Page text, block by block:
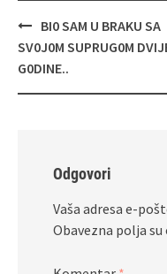
Navigacija
objava
BI0 SAM U BRAKU SA
SV0J0M SUPRUG0M
G0DINE..
Odgovori
Vaša adresa e-
Obavezna polja su